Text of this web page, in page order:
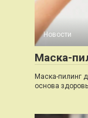
Новости
Маска-
Маска-пилинг
основа